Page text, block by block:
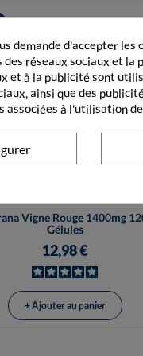
Vigne Rouge 1400mg
Gélules
12,98 €
Vue rapide
+ Ajouter au panier
demande d'accepter
réseaux sociaux et la
et à la publicité sont
ainsi que des
associées à l'utilisation